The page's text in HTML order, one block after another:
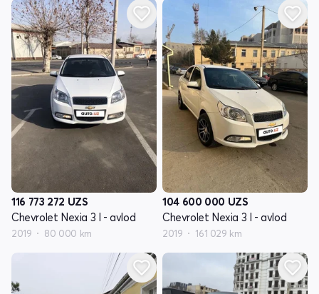
116 773 272 UZS
Chevrolet Nexia 3 I - avlod
2019 80 000 km
104 600 000 UZS
Chevrolet Nexia 3 I - avlod
2019 161 029 km